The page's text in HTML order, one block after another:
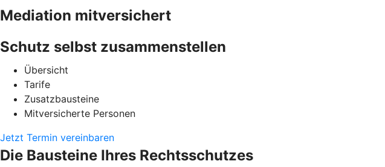
Mediation mitversichert
Schutz selbst zusammenstellen
Übersicht
Tarife
Zusatzbausteine
Mitversicherte Personen
Jetzt Termin vereinbaren
Die Bausteine Ihres Rechtsschutzes